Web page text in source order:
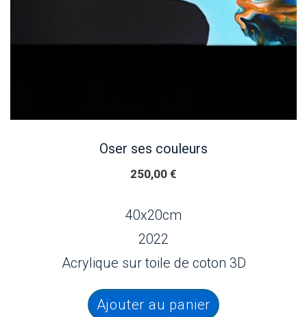
Oser ses couleurs
250,00 €
40x20cm
2022
Acrylique sur toile de coton 3D
Ajouter au panier